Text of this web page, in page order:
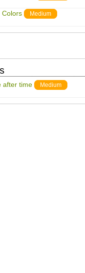
Colors Medium
after time Medium